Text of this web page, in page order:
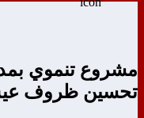
مشروع تنموي
تحسين ظروف